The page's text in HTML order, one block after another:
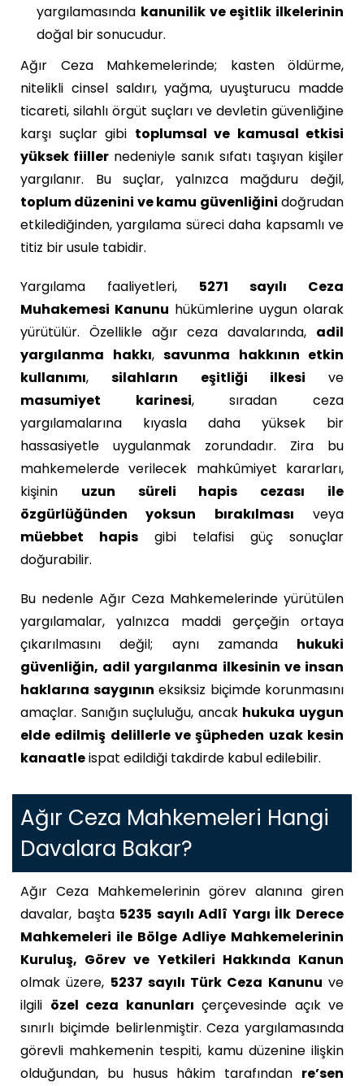
yargılamasında kanunilik ve eşitlik ilkelerinin
doğal bir sonucudur.
Ağır Ceza Mahkemelerinde; kasten öldürme,
nitelikli cinsel saldırı, yağma, uyuşturucu madde
ticareti, silahlı örgüt suçları ve devletin güvenliğine
karşı suçlar gibi toplumsal ve kamusal etkisi
yüksek fiiller nedeniyle sanık sıfatı taşıyan kişiler
yargılanır. Bu suçlar, yalnızca mağduru değil,
toplum düzenini ve kamu güvenliğini doğrudan
etkilediğinden, yargılama süreci daha kapsamlı ve
titiz bir usule tabidir.
Yargılama faaliyetleri, 5271 sayılı Ceza
Muhakemesi Kanunu hükümlerine uygun olarak
yürütülür. Özellikle ağır ceza davalarında, adil
yargılanma hakkı, savunma hakkının etkin
kullanımı,silahların eşitliği ilkesi ve
masumiyet karinesi, sıradan ceza
yargılamalarına kıyasla daha yüksek bir
hassasiyetle uygulanmak zorundadır. Zira bu
mahkemelerde verilecek mahkûmiyet kararları,
kişinin uzun süreli hapis cezası ile
özgürlüğünden yoksun bırakılması veya
müebbet hapis gibi telafisi güç sonuçlar
doğurabilir.
Bu nedenle Ağır Ceza Mahkemelerinde yürütülen
yargılamalar, yalnızca maddi gerçeğin ortaya
çıkarılmasını değil; aynı zamanda hukuki
güvenliğin, adil yargılanma ilkesinin ve insan
haklarına saygının eksiksiz biçimde korunmasını
amaçlar. Sanığın suçluluğu, ancak hukuka uygun
elde edilmiş delillerle ve şüpheden uzak kesin
kanaatleispat edildiği takdirde kabul edilebilir.
Ağır Ceza Mahkemeleri Hangi
Davalara Bakar?
Ağır Ceza Mahkemelerinin görev alanına giren
davalar, başta 5235 sayılı Adlî Yargı İlk Derece
Mahkemeleri ile Bölge Adliye Mahkemelerinin
Kuruluş, Görev ve Yetkileri Hakkında Kanun
olmak üzere, 5237 sayılı Türk Ceza Kanunu ve
ilgili özel ceza kanunları çerçevesinde açık ve
sınırlı biçimde belirlenmiştir. Ceza yargılamasında
görevli mahkemenin tespiti, kamu düzenine ilişkin
olduğundan, bu husus hâkim tarafından re’sen